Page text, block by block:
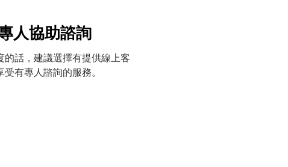
人協助諮詢
話，建議選擇有提供線上客
有專人諮詢的服務。